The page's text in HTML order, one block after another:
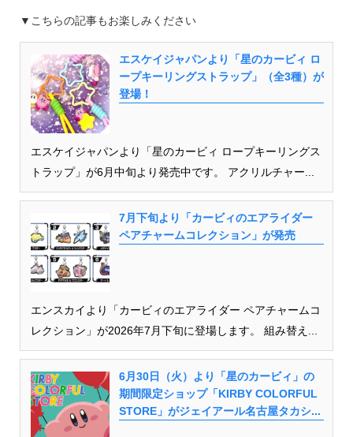
▼こちらの記事もお楽しみください
エスケイジャパンより「星のカービィ ロ
ープキーリングストラップ」（全3種）が
登場！
エスケイジャパンより「星のカービィ ロープキーリングス
トラップ」が6月中旬より発売中です。 アクリルチャー...
7月下旬より「カービィのエアライダー
ペアチャームコレクション」が発売
エンスカイより「カービィのエアライダー ペアチャームコ
レクション」が2026年7月下旬に登場します。 組み替え...
6月30日（火）より「星のカービィ」の
期間限定ショップ「KIRBY COLORFUL
STORE」がジェイアール名古屋タカシ...